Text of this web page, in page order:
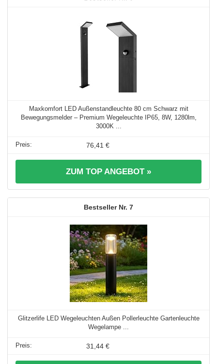
Maxkomfort LED Außenstandleuchte 80 cm Schwarz mit
Bewegungsmelder – Premium Wegeleuchte IP65, 8W, 1280lm,
3000K ...
76,41 €
ZUM TOP ANGEBOT »
7
Glitzerlife LED Wegeleuchten Außen Pollerleuchte Gartenleuchte
Wegelampe ...
31,44 €